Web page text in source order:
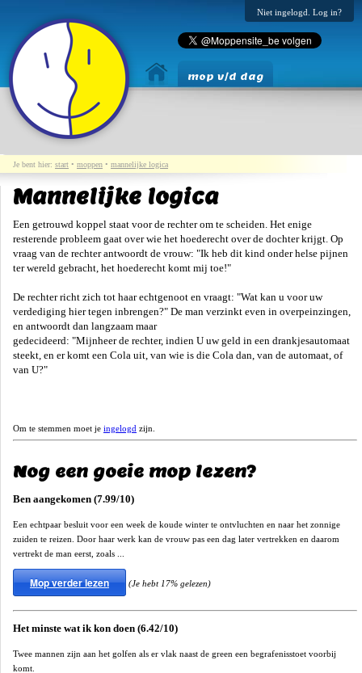
Niet ingelogd. Log in?
mop v/d dag
Je bent hier: start • moppen • mannelijke logica
Mannelijke logica
Een getrouwd koppel staat voor de rechter om te scheiden. Het enige
resterende probleem gaat over wie het hoederecht over de dochter krijgt. Op
vraag van de rechter antwoordt de vrouw: "Ik heb dit kind onder helse pijnen
ter wereld gebracht, het hoederecht komt mij toe!"
De rechter richt zich tot haar echtgenoot en vraagt: "Wat kan u voor uw
verdediging hier tegen inbrengen?" De man verzinkt even in overpeinzingen,
en antwoordt dan langzaam maar
gedecideerd: "Mijnheer de rechter, indien U uw geld in een drankjesautomaat
steekt, en er komt een Cola uit, van wie is die Cola dan, van de automaat, of
van U?"
Om te stemmen moet je ingelogd zijn.
Nog een goeie mop lezen?
Ben aangekomen (7.99/10)
Een echtpaar besluit voor een week de koude winter te ontvluchten en naar het zonnige
zuiden te reizen. Door haar werk kan de vrouw pas een dag later vertrekken en daarom
vertrekt de man eerst, zoals ...
Mop verder lezen (Je hebt 17% gelezen)
Het minste wat ik kon doen (6.42/10)
Twee mannen zijn aan het golfen als er vlak naast de green een begrafenisstoet voorbij
komt.